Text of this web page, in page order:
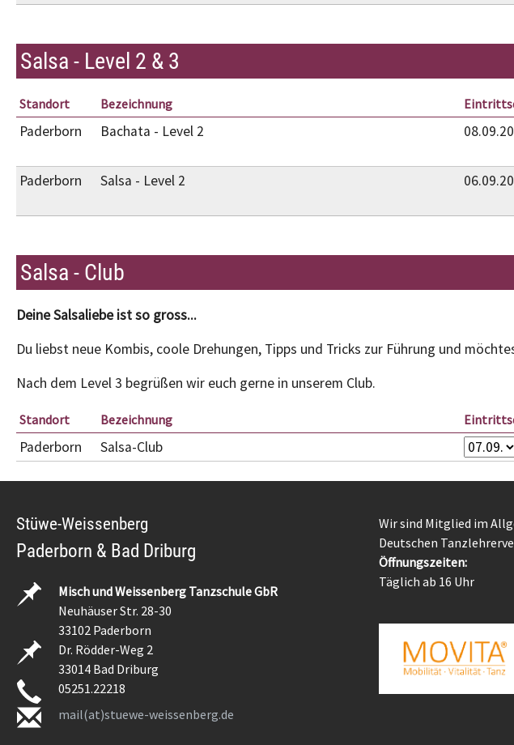
Salsa - Level 2 & 3
Standort Bezeichnung
Paderborn Bachata - Level 2
Paderborn Salsa - Level 2
Salsa - Club
Deine Salsaliebe ist so gross...
Du liebst neue Kombis, coole Drehungen, Tipps und Tricks zur Führung und
Nach dem Level 3 begrüßen wir euch gerne in unserem Club.
Standort Bezeichnung
Paderborn Salsa-Club
Stüwe-Weissenberg
Paderborn & Bad Driburg
Misch und Weissenberg Tanzschule GbR
Neuhäuser Str. 28-30
33102 Paderborn
Dr. Rödder-Weg 2
33014 Bad Driburg
05251.22218
mail(at)stuewe-weissenberg.de
Wir sind Mitglied im
Deutschen
Öffnungszeiten:
Täglich ab 16 Uhr